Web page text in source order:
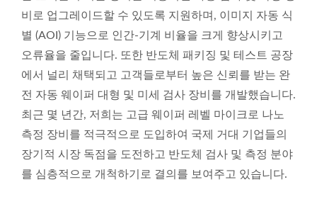
비로 업그레이드할 수 있도록 지원하며, 이미지 자동 식
별 (AOI) 기능으로 인간-기계 비율을 크게 향상시키고
오류율을 줄입니다. 또한 반도체 패키징 및 테스트 공장
에서 널리 채택되고 고객들로부터 높은 신뢰를 받는 완
전 자동 웨이퍼 대형 및 미세 검사 장비를 개발했습니다.
최근 몇 년간, 저희는 고급 웨이퍼 레벨 마이크로 나노
측정 장비를 적극적으로 도입하여 국제 거대 기업들의
장기적 시장 독점을 도전하고 반도체 검사 및 측정 분야
를 심층적으로 개척하기로 결의를 보여주고 있습니다.